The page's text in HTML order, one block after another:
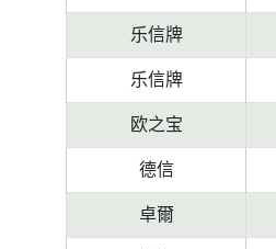
乐信牌
乐信牌
欧之宝
德信
卓爾